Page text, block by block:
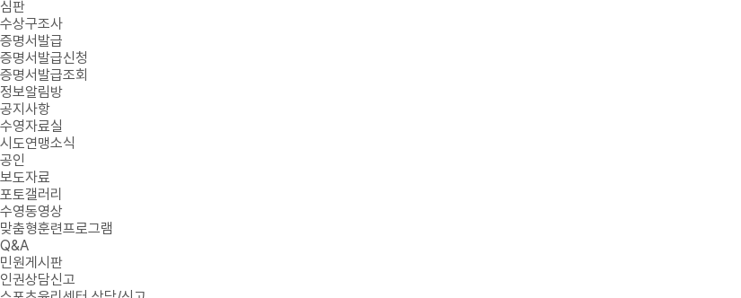
심판
수상구조사
증명서발급
증명서발급신청
증명서발급조회
정보알림방
공지사항
수영자료실
시도연맹소식
공인
보도자료
포토갤러리
수영동영상
맞춤형훈련프로그램
Q&A
민원게시판
인권상담신고